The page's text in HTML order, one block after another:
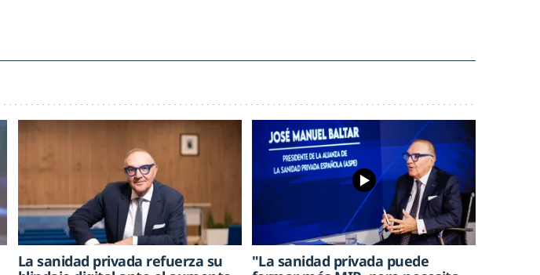
La sanidad privada refuerza su
"La sanidad privada puede